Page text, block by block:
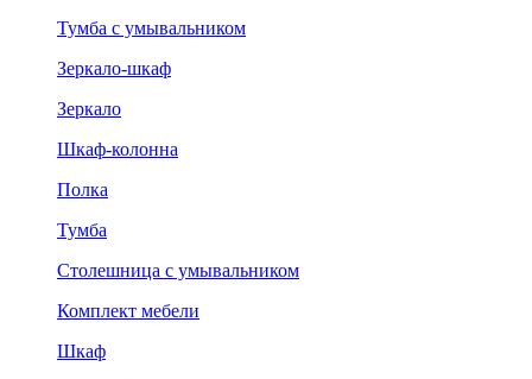
Тумба с умывальником
Зеркало-шкаф
Зеркало
Шкаф-колонна
Полка
Тумба
Столешница с умывальником
Комплект мебели
Шкаф